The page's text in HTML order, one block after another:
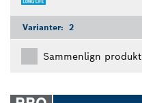
Varianter: 2
Sammenlign produkt